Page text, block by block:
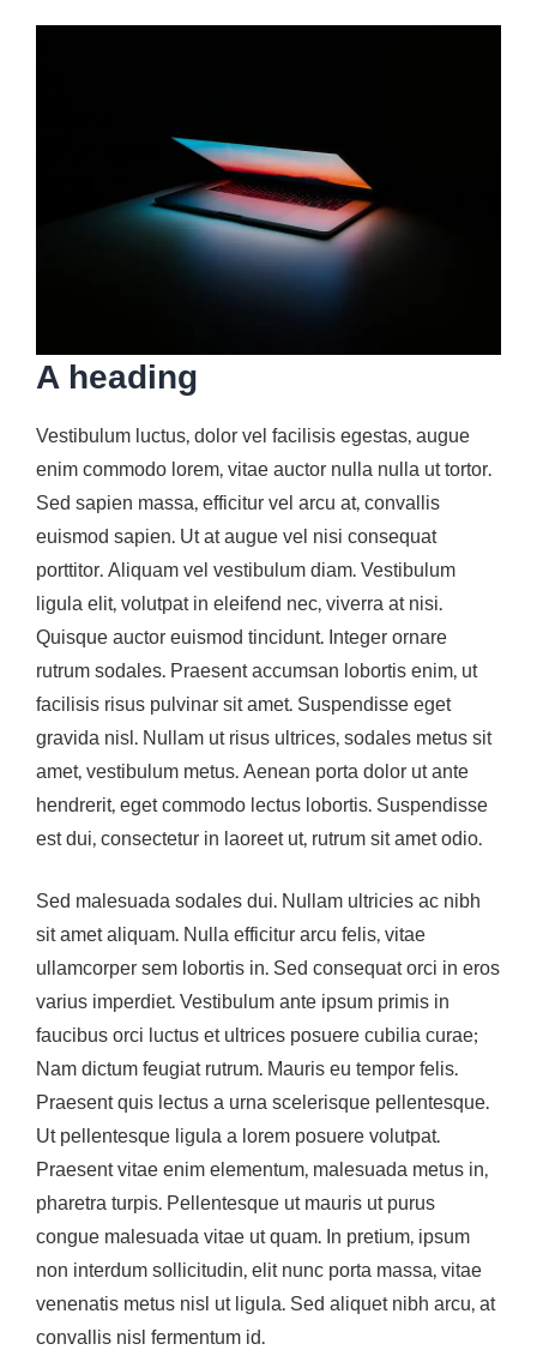
A heading
Vestibulum luctus, dolor vel facilisis egestas, augue
enim commodo lorem, vitae auctor nulla nulla ut tortor.
Sed sapien massa, efficitur vel arcu at, convallis
euismod sapien. Ut at augue vel nisi consequat
porttitor. Aliquam vel vestibulum diam. Vestibulum
ligula elit, volutpat in eleifend nec, viverra at nisi.
Quisque auctor euismod tincidunt. Integer ornare
rutrum sodales. Praesent accumsan lobortis enim, ut
facilisis risus pulvinar sit amet. Suspendisse eget
gravida nisl. Nullam ut risus ultrices, sodales metus sit
amet, vestibulum metus. Aenean porta dolor ut ante
hendrerit, eget commodo lectus lobortis. Suspendisse
est dui, consectetur in laoreet ut, rutrum sit amet odio.
Sed malesuada sodales dui. Nullam ultricies ac nibh
sit amet aliquam. Nulla efficitur arcu felis, vitae
ullamcorper sem lobortis in. Sed consequat orci in eros
varius imperdiet. Vestibulum ante ipsum primis in
faucibus orci luctus et ultrices posuere cubilia curae;
Nam dictum feugiat rutrum. Mauris eu tempor felis.
Praesent quis lectus a urna scelerisque pellentesque.
Ut pellentesque ligula a lorem posuere volutpat.
Praesent vitae enim elementum, malesuada metus in,
pharetra turpis. Pellentesque ut mauris ut purus
congue malesuada vitae ut quam. In pretium, ipsum
non interdum sollicitudin, elit nunc porta massa, vitae
venenatis metus nisl ut ligula. Sed aliquet nibh arcu, at
convallis nisl fermentum id.